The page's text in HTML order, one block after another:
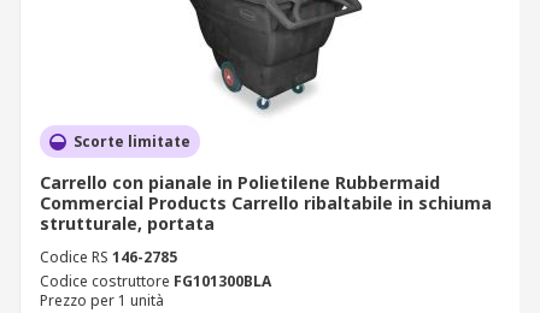
Scorte limitate
Carrello con pianale in Polietilene Rubbermaid
Commercial Products Carrello ribaltabile in schiuma
strutturale, portata
Codice RS 146-2785
Codice costruttore FG101300BLA
Prezzo per 1 unità